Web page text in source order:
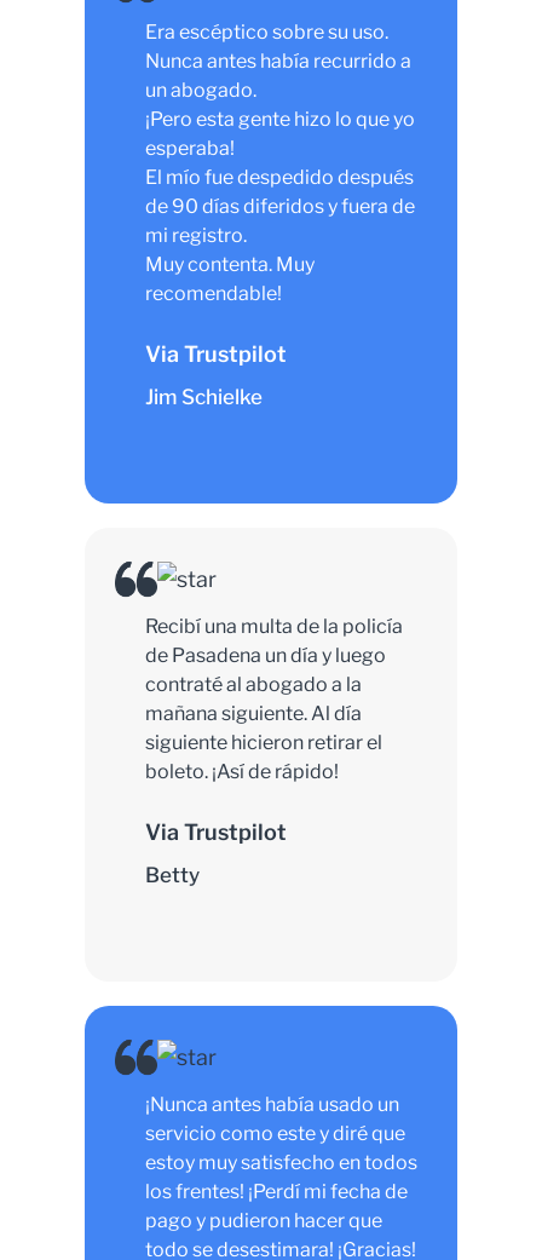
Era escéptico sobre su uso.
Nunca antes había recurrido a
un abogado.
¡Pero esta gente hizo lo que yo
esperaba!
El mío fue despedido después
de 90 días diferidos y fuera de
mi registro.
Muy contenta. Muy
recomendable!
Via Trustpilot
Jim Schielke
Recibí una multa de la policía
de Pasadena un día y luego
contraté al abogado a la
mañana siguiente. Al día
siguiente hicieron retirar el
boleto. ¡Así de rápido!
Via Trustpilot
Betty
¡Nunca antes había usado un
servicio como este y diré que
estoy muy satisfecho en todos
los frentes! ¡Perdí mi fecha de
pago y pudieron hacer que
todo se desestimara! ¡Gracias!